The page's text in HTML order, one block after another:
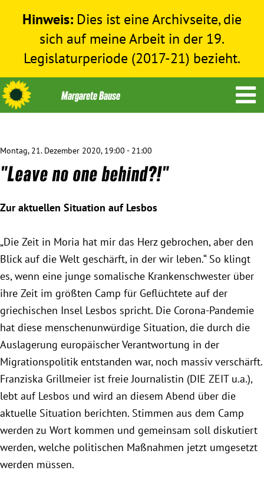
Hinweis: Dies ist eine Archivseite, die
sich auf meine Arbeit in der 19.
Legislaturperiode (2017-21) bezieht.
Themen
Bundestag 2017-2021
Obfrau im Ausschuss für Menschenrechte und
humanitäre Hilfe
Mein Abstimmungsverhalten
Ämter, Funktionen und Einkünfte
Besuch in Berlin
Praktikum
Montag, 21. Dezember 2020, 19:00 - 21:00
"Leave no one behind?!"
Zur aktuellen Situation auf Lesbos
„Die Zeit in Moria hat mir das Herz gebrochen, aber den
Blick auf die Welt geschärft, in der wir leben.“ So klingt
es, wenn eine junge somalische Krankenschwester über
ihre Zeit im größten Camp für Geflüchtete auf der
griechischen Insel Lesbos spricht. Die Corona-Pandemie
hat diese menschenunwürdige Situation, die durch die
Auslagerung europäischer Verantwortung in der
Migrationspolitik entstanden war, noch massiv verschärft.
Franziska Grillmeier ist freie Journalistin (DIE ZEIT u.a.),
lebt auf Lesbos und wird an diesem Abend über die
aktuelle Situation berichten. Stimmen aus dem Camp
werden zu Wort kommen und gemeinsam soll diskutiert
werden, welche politischen Maßnahmen jetzt umgesetzt
werden müssen.